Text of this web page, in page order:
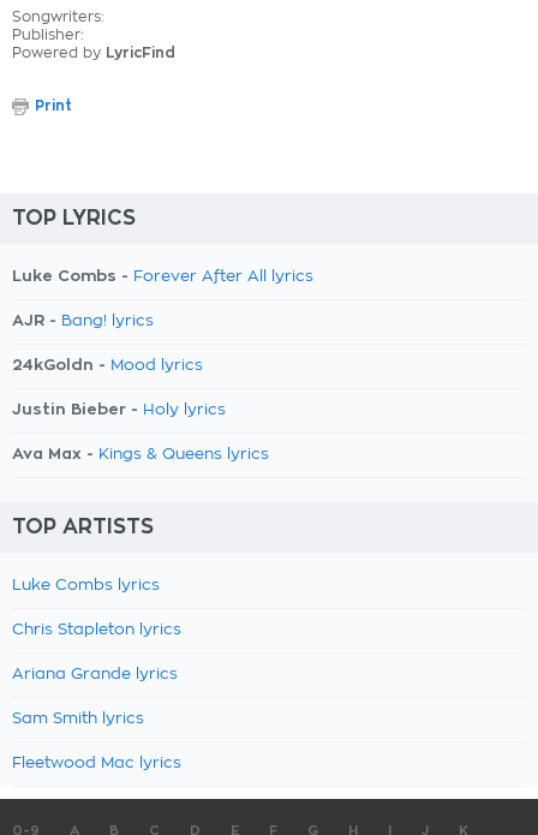
Songwriters:
Publisher:
Powered by LyricFind
Print
TOP LYRICS
Luke Combs - Forever After All lyrics
AJR - Bang! lyrics
24kGoldn - Mood lyrics
Justin Bieber - Holy lyrics
Ava Max - Kings & Queens lyrics
TOP ARTISTS
Luke Combs lyrics
Chris Stapleton lyrics
Ariana Grande lyrics
Sam Smith lyrics
Fleetwood Mac lyrics
0-9 A B C D E F G H J K